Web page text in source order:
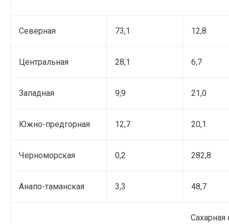
Северная 73,1 12,8
Центральная 28,1 6,7
Западная 9,9 21,0
Южно-предгорная 12,7 20,1
Черноморская 0,2 282,8
Анапо-таманская 3,3 48,7
Сахарная